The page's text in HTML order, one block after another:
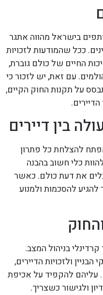
בישראל מהווה אתגר
ככל שהמודעות לזכויות
החיים של כולם גוברת,
עם זאת, יש לזכור כי
על תקנות החוק הקיים,
בין דיירים
להצלחת כל פתרון
כלי חשוב בהבנה
את דעת כולם. כאשר
להסכמות ולמנוע
בניהול המצב.
ולזכויות הדיירים,
עליהם להקפיד על אכיפת
ולגישור כשצריך.